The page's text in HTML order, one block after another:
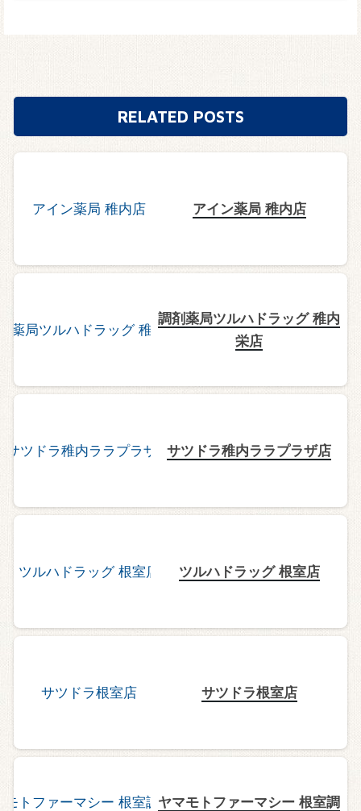
RELATED POSTS
アイン薬局 稚内店
調剤薬局ツルハドラッグ 稚内
栄店
サツドラ稚内ララプラザ店
ツルハドラッグ 根室店
サツドラ根室店
ヤマモトファーマシー 根室調